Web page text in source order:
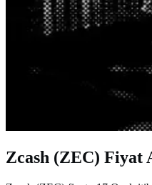
Zcash (ZEC) Fiyat